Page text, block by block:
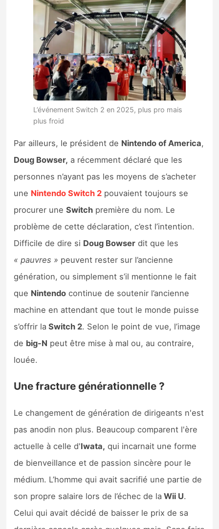
L’événement Switch 2 en 2025, plus pro mais
plus froid
Par ailleurs, le président de Nintendo of America,
Doug Bowser, a récemment déclaré que les
personnes n’ayant pas les moyens de s’acheter
une Nintendo Switch 2 pouvaient toujours se
procurer uneSwitch première du nom. Le
problème de cette déclaration, c’est l’intention.
Difficile de dire si Doug Bowser dit que les
« pauvres » peuvent rester sur l’ancienne
génération, ou simplement s’il mentionne le fait
que Nintendo continue de soutenir l’ancienne
machine en attendant que tout le monde puisse
s’offrir la Switch 2. Selon le point de vue, l’image
de big-N peut être mise à mal ou, au contraire,
louée.
Une fracture générationnelle ?
Le changement de génération de dirigeants n'est
pas anodin non plus. Beaucoup comparent l'ère
actuelle à celle d'Iwata, qui incarnait une forme
de bienveillance et de passion sincère pour le
médium. L’homme qui avait sacrifié une partie de
son propre salaire lors de l’échec de la Wii U.
Celui qui avait décidé de baisser le prix de sa